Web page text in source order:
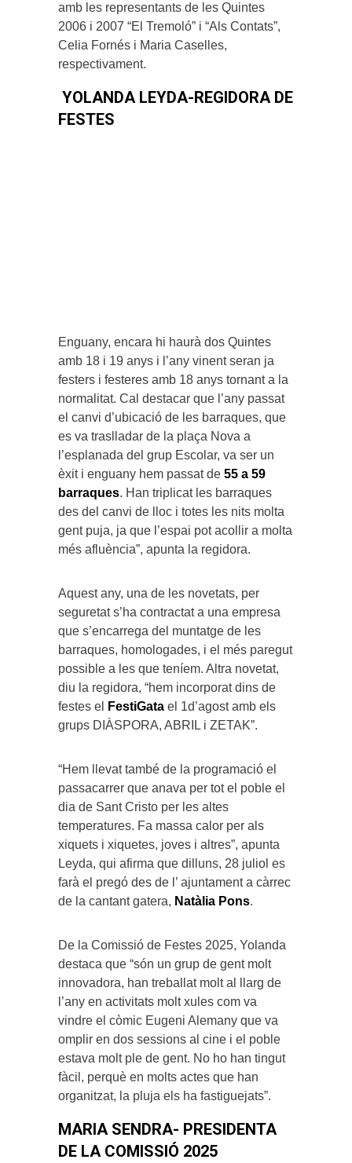
amb les representants de les Quintes
2006 i 2007 “El Tremoló” i “Als Contats”,
Celia Fornés i Maria Caselles,
respectivament.
YOLANDA LEYDA-REGIDORA DE
FESTES
Enguany, encara hi haurà dos Quintes
amb 18 i 19 anys i l’any vinent seran ja
festers i festeres amb 18 anys tornant a la
normalitat. Cal destacar que l’any passat
el canvi d’ubicació de les barraques, que
es va traslladar de la plaça Nova a
l’esplanada del grup Escolar, va ser un
èxit i enguany hem passat de 55 a 59
barraques. Han triplicat les barraques
des del canvi de lloc i totes les nits molta
gent puja, ja que l’espai pot acollir a molta
més afluència”, apunta la regidora.
Aquest any, una de les novetats, per
seguretat s’ha contractat a una empresa
que s’encarrega del muntatge de les
barraques, homologades, i el més paregut
possible a les que teníem. Altra novetat,
diu la regidora, “hem incorporat dins de
festes el
FestiGata el 1d’agost amb els
grups DIÀSPORA, ABRIL i ZETAK”.
“Hem llevat també de la programació el
passacarrer que anava per tot el poble el
dia de Sant Cristo per les altes
temperatures. Fa massa calor per als
xiquets i xiquetes, joves i altres”, apunta
Leyda, qui afirma que dilluns, 28 juliol es
farà el pregó des de l’ ajuntament a càrrec
de la cantant gatera, Natàlia Pons.
De la Comissió de Festes 2025, Yolanda
destaca que “són un grup de gent molt
innovadora, han treballat molt al llarg de
l’any en activitats molt xules com va
vindre el còmic Eugeni Alemany que va
omplir en dos sessions al cine i el poble
estava molt ple de gent. No ho han tingut
fàcil, perquè en molts actes que han
organitzat, la pluja els ha fastiguejats”.
MARIA SENDRA- PRESIDENTA
DE LA COMISSIÓ 2025